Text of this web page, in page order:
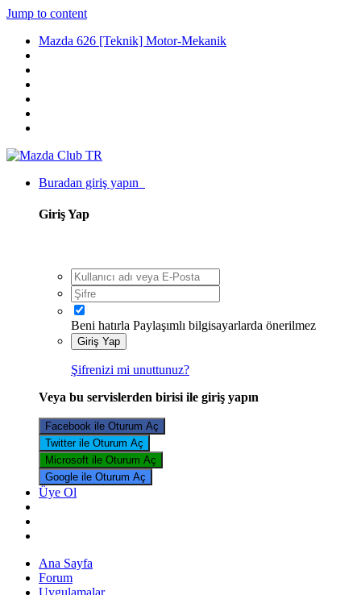
Jump to content
Mazda 626 [Teknik] Motor-Mekanik
Buradan giriş yapın
Giriş Yap
Beni hatırla Paylaşımlı bilgisayarlarda önerilmez
Giriş Yap
Şifrenizi mi unuttunuz?
Veya bu servislerden birisi ile giriş yapın
Facebook ile Oturum Aç
Twitter ile Oturum Aç
Microsoft ile Oturum Aç
Google ile Oturum Aç
Üye Ol
Ana Sayfa
Forum
Uygulamalar